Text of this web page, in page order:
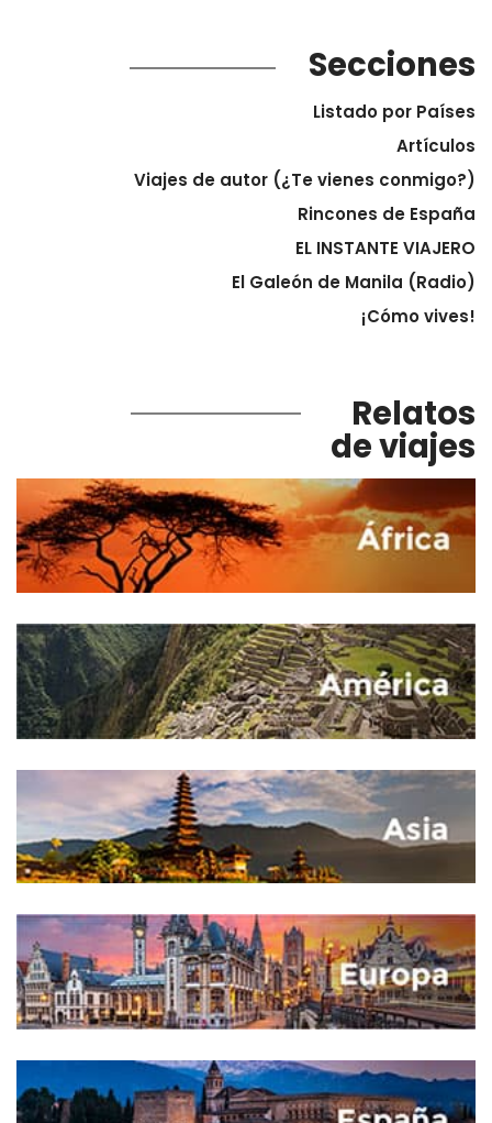
Secciones
Listado por Países
Artículos
Viajes de autor (¿Te vienes conmigo?)
Rincones de España
EL INSTANTE VIAJERO
El Galeón de Manila (Radio)
¡Cómo vives!
Relatos
de viajes